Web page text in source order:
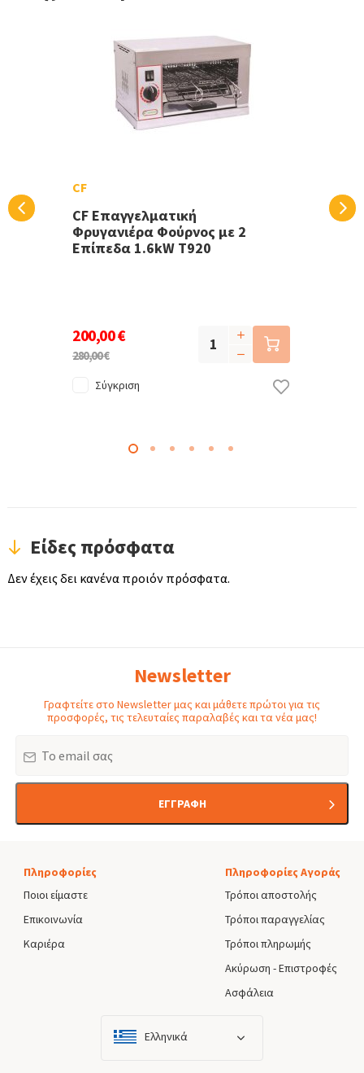
CF
CF Επαγγελματική
Φρυγανιέρα Φούρνος με 2
Επίπεδα 1.6kW T920
200,00 €
280,00 €
Σύγκριση
Είδες πρόσφατα
Δεν έχεις δει κανένα προιόν πρόσφατα.
Newsletter
Γραφτείτε στο Newsletter μας και μάθετε πρώτοι για τις
προσφορές, τις τελευταίες παραλαβές και τα νέα μας!
ΕΓΓΡΑΦΗ
Πληροφορίες
Ποιοι είμαστε
Επικοινωνία
Καριέρα
Πληροφορίες Αγοράς
Τρόποι αποστολής
Τρόποι παραγγελίας
Τρόποι πληρωμής
Ακύρωση - Επιστροφές
Ασφάλεια
Ελληνικά